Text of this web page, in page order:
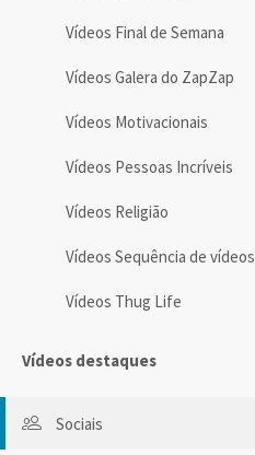
Vídeos Final de Semana
Vídeos Galera do ZapZap
Vídeos Motivacionais
Vídeos Pessoas Incríveis
Vídeos Religião
Vídeos Sequência de vídeos
Vídeos Thug Life
Vídeos destaques
Sociais